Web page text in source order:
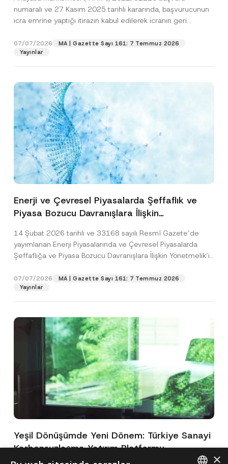
Edildiğine Karar Verdi
numaralı ve 27 Kasım 2025 tarihli kararında, başvurucunun
icra emrine yaptığı itirazın kabul edilerek icranın geri
07/07/2026
MA | Gazette Sayı 161: 7 Temmuz 2026
Yayınlar
Enerji ve Çevresel Piyasalarda Şeffaflık ve
Piyasa Bozucu Davranışlara İlişkin
14 Şubat 2026 tarihli ve 33168 sayılı Resmî Gazete’de
yayımlanan Enerji Piyasalarında ve Çevresel Piyasalarda
Şeffaflığa ve Piyasa Bozucu Davranışlara İlişkin Yönetmelik’in
07/07/2026
MA | Gazette Sayı 161: 7 Temmuz 2026
Yayınlar
Yeşil Dönüşümde Yeni Dönem: Türkiye Sanayi
Karbonsuzlaşma Yatırım Platformu
Oluşturuldu
×